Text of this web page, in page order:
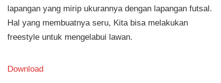
lapangan yang mirip ukurannya dengan lapangan futsal.
Hal yang membuatnya seru, Kita bisa melakukan
freestyle untuk mengelabui lawan.
Download